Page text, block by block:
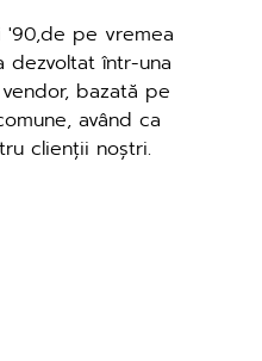
'90,de pe vremea
dezvoltat într-una
bazată pe
având ca
clienții noștri.